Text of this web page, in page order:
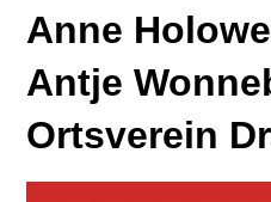
Anne
Antje
Ortsverein